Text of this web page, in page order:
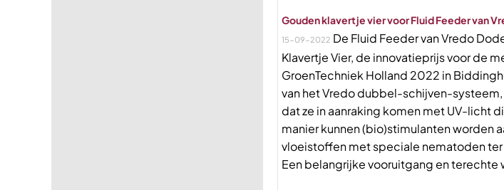
Gouden klavertje vier voor Fluid Feeder van
15-09-2022 De Fluid Feeder van Vredo
Klavertje Vier, de innovatieprijs voor de
GroenTechniek Holland 2022 in
van het Vredo dubbel-schijven-
dat ze in aanraking komen met UV-licht
manier kunnen (bio)stimulanten worden
vloeistoffen met speciale nematoden
Een belangrijke vooruitgang en terechte